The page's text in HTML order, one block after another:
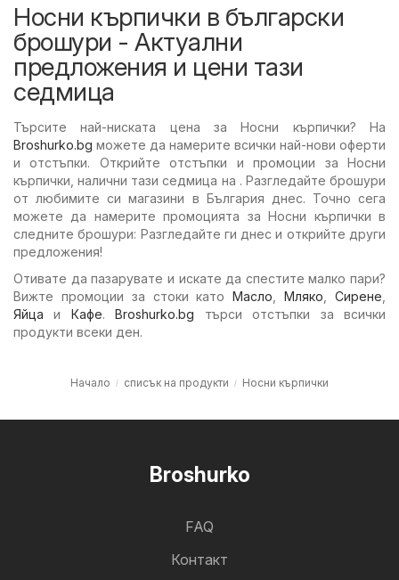
Носни кърпички в български
брошури - Актуални
предложения и цени тази
седмица
Търсите най-ниската цена за Носни кърпички? На
Broshurko.bg можете да намерите всички най-нови оферти
и отстъпки. Открийте отстъпки и промоции за Носни
кърпички, налични тази седмица на . Разгледайте брошури
от любимите си магазини в България днес. Точно сега
можете да намерите промоцията за Носни кърпички в
следните брошури: Разгледайте ги днес и открийте други
предложения!
Отивате да пазарувате и искате да спестите малко пари?
Вижте промоции за стоки катоМасло ,Мляко ,Сирене
Яйца и Кафе.Broshurko.bg търси отстъпки за всички
продукти всеки ден.
Начало списък на продукти Носни кърпички
Broshurko
FAQ
Контакт